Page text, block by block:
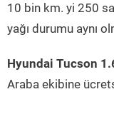
10 bin km. yi 250
yağı durumu aynı
Hyundai Tucson
Araba ekibine